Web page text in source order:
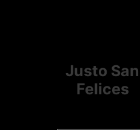
Justo San
Felices